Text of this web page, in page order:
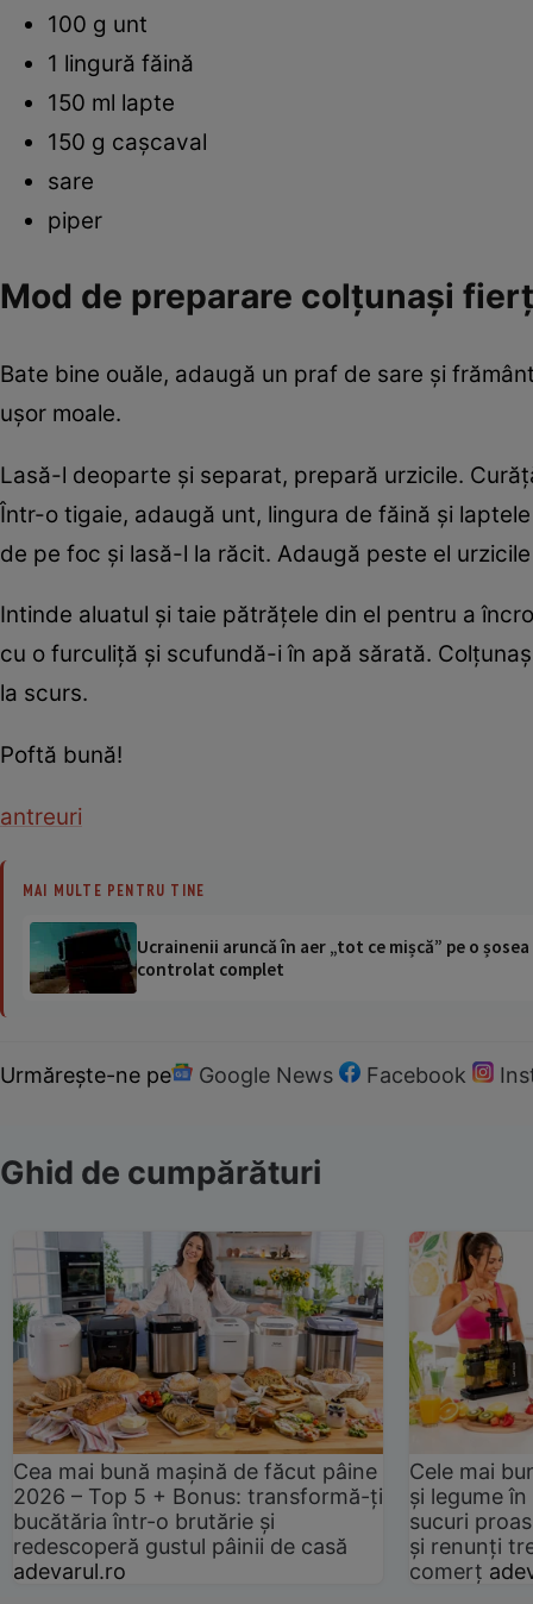
100 g unt
1 lingură făină
150 ml lapte
150 g caşcaval
sare
piper
Mod de preparare colţunaşi
Bate bine ouăle, adaugă un praf de sare şi
uşor moale.
Lasă-l deoparte şi separat, prepară urzicile.
Într-o tigaie, adaugă unt, lingura de făină şi
de pe foc şi lasă-l la răcit. Adaugă peste el
Intinde aluatul şi taie pătrăţele din el pentru a
cu o furculiţă şi scufundă-i în apă sărată.
la scurs.
Poftă bună!
antreuri
MAI MULTE PENTRU TINE
Ucrainenii aruncă în aer „tot ce mișcă” pe o
controlat complet
Urmărește-ne pe Google News Facebook
Ghid de cumpărături
Cea mai bună mașină de făcut pâine
2026 – Top 5 + Bonus: transformă-ți
bucătăria într-o brutărie și
redescoperă gustul pâinii de casă
adevarul.ro
Cele mai
și legume
sucuri
și renunți
comerț